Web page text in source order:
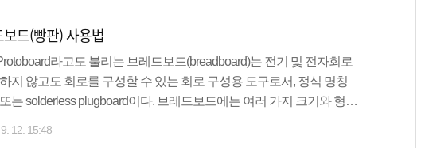
드(빵판) 사용법
라고도 불리는 브레드보드(breadboard)는 전기 및 전자회로
지 않고도 회로를 구성할 수 있는 회로 구성용 도구로서, 정식 명칭
는 solderless plugboard이다. 브레드보드에는 여러 가지 크기와 형태
12. 15:48